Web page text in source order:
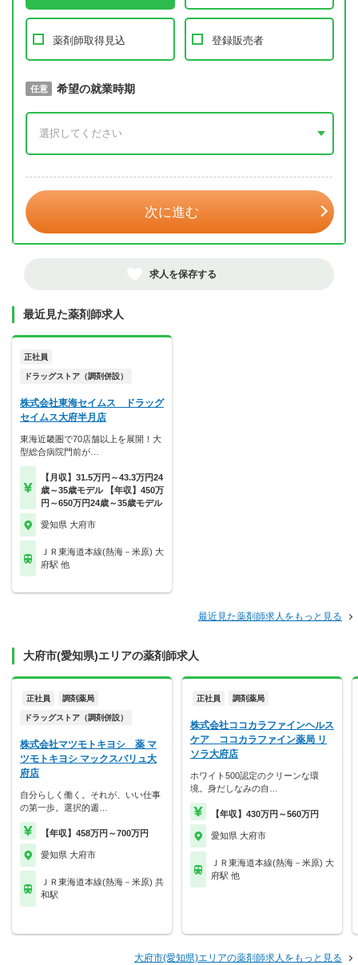
薬剤師取得見込 登録販売者
必須 取得予定年
任意 希望の就業時期
次に進む
求人を保存する
最近見た薬剤師求人
正社員
ドラッグストア（調剤併設）
株式会社東海セイムス ドラッグ
セイムス大府半月店
東海近畿圏で70店舗以上を展開！大
型総合病院門前が…
【月収】31.5万円～43.3万円24
歳～35歳モデル 【年収】450万
円～650万円24歳～35歳モデル
愛知県 大府市
ＪＲ東海道本線(熱海－米原) 大
府駅 他
最近見た薬剤師求人をもっと見る
大府市(愛知県)エリアの薬剤師求人
正社員 調剤薬局
ドラッグストア（調剤併設）
株式会社マツモトキヨシ 薬 マ
ツモトキヨシ マックスバリュ大
府店
自分らしく働く。それが、いい仕事
の第一歩。選択的週…
【年収】458万円～700万円
愛知県 大府市
ＪＲ東海道本線(熱海－米原) 共
和駅
正社員 調剤薬局
株式会社ココカラファインヘルス
ケア ココカラファイン薬局 リ
ソラ大府店
ホワイト500認定のクリーンな環
境。身だしなみの自…
【年収】430万円～560万円
愛知県 大府市
ＪＲ東海道本線(熱海－米原) 大
府駅 他
大府市(愛知県)エリアの薬剤師求人をもっと見る